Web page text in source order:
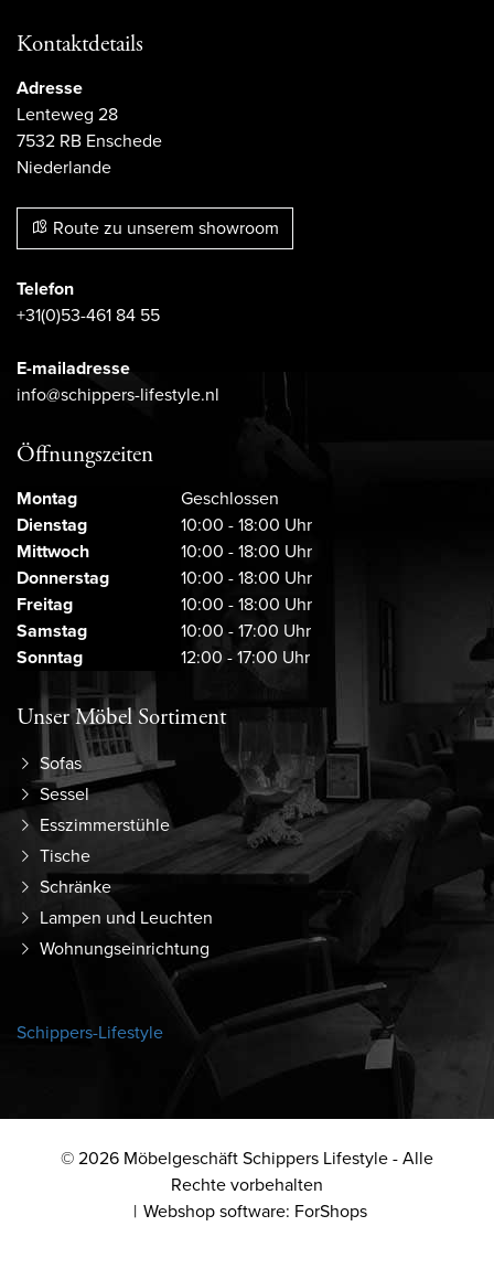
Kontaktdetails
Adresse
Lenteweg 28
7532 RB Enschede
Niederlande
Route zu unserem showroom
Telefon
+31(0)53-461 84 55
E-mailadresse
info@schippers-lifestyle.nl
Öffnungszeiten
Montag
Geschlossen
Dienstag
10:00 - 18:00 Uhr
Mittwoch
10:00 - 18:00 Uhr
Donnerstag
10:00 - 18:00 Uhr
Freitag
10:00 - 18:00 Uhr
Samstag
10:00 - 17:00 Uhr
Sonntag
12:00 - 17:00 Uhr
Unser Möbel Sortiment
Sofas
Sessel
Esszimmerstühle
Tische
Schränke
Lampen und Leuchten
Wohnungseinrichtung
Schippers-Lifestyle
© 2026 Möbelgeschäft Schippers Lifestyle - Alle
Rechte vorbehalten
Webshop software: ForShops